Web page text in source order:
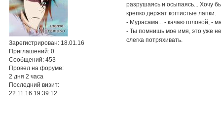
Зарегистрирован: 18.01.16
Приглашений: 0
Сообщений: 453
Провел на форуме:
2 дня 2 часа
Последний визит:
22.11.16 19:39:12
разрушаясь и осыпаясь... Хочу
крепко держат когтистые лапки.
- Мурасама... - качаю головой, -
- Ты помнишь мое имя, это уже
слегка потряхивать.